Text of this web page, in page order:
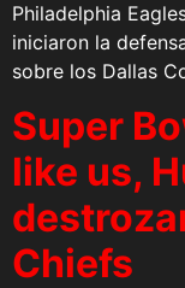
Philadelphia
iniciaron la
sobre los Dallas
Super
like us,
Chiefs